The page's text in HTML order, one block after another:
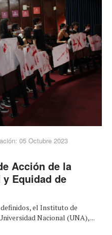
05 Octubre 2023
Acción de la
Equidad de
el Instituto de
Nacional (UNA), ...